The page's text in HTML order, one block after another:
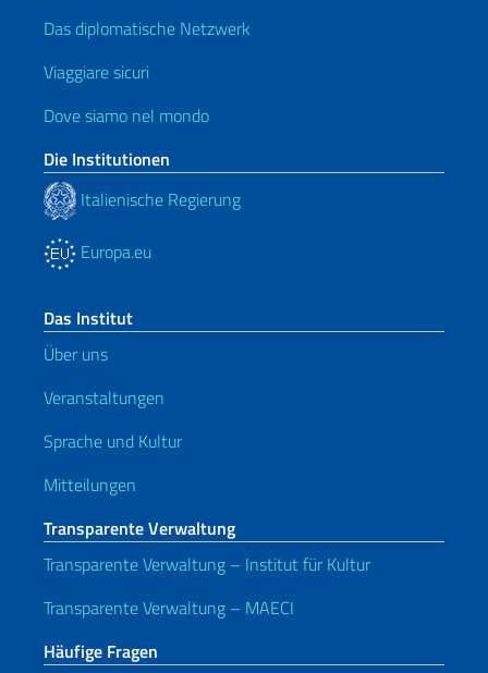
Das diplomatische Netzwerk
Viaggiare sicuri
Dove siamo nel mondo
Die Institutionen
Italienische Regierung
Europa.eu
Das Institut
Über uns
Veranstaltungen
Sprache und Kultur
Mitteilungen
Transparente Verwaltung
Transparente Verwaltung – Institut für Kultur
Transparente Verwaltung – MAECI
Häufige Fragen